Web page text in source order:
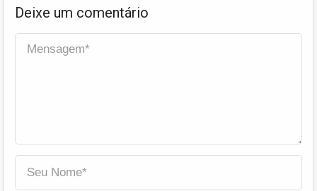
Deixe um comentário